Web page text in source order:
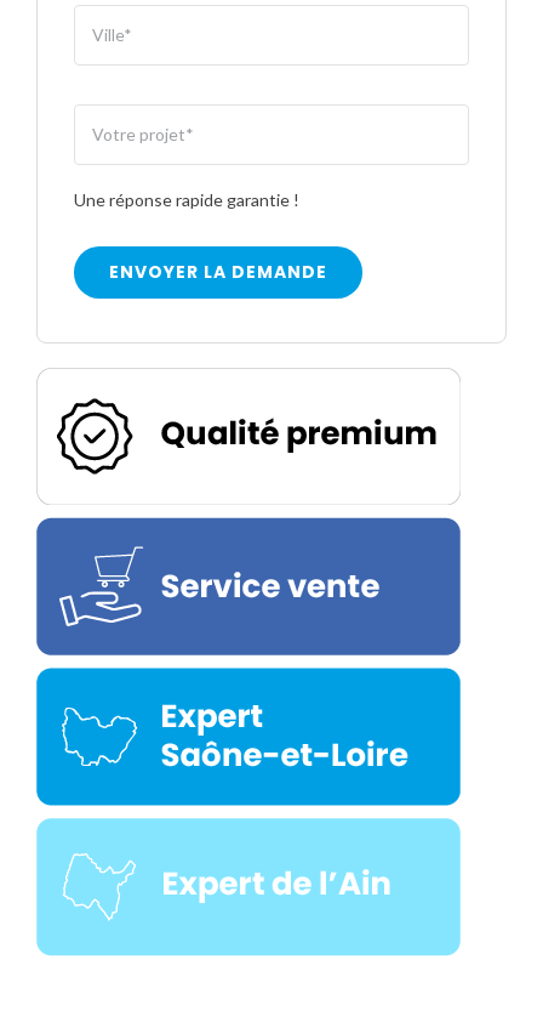
Une réponse rapide garantie !
ENVOYER LA DEMANDE